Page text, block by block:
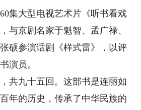
集大型电视艺术片《听书看戏
与京剧名家于魁智、孟广禄、
硕参演话剧《样式雷》，以评
演员。
共九十五回。这部书是连丽如
年的历史，传承了中华民族的